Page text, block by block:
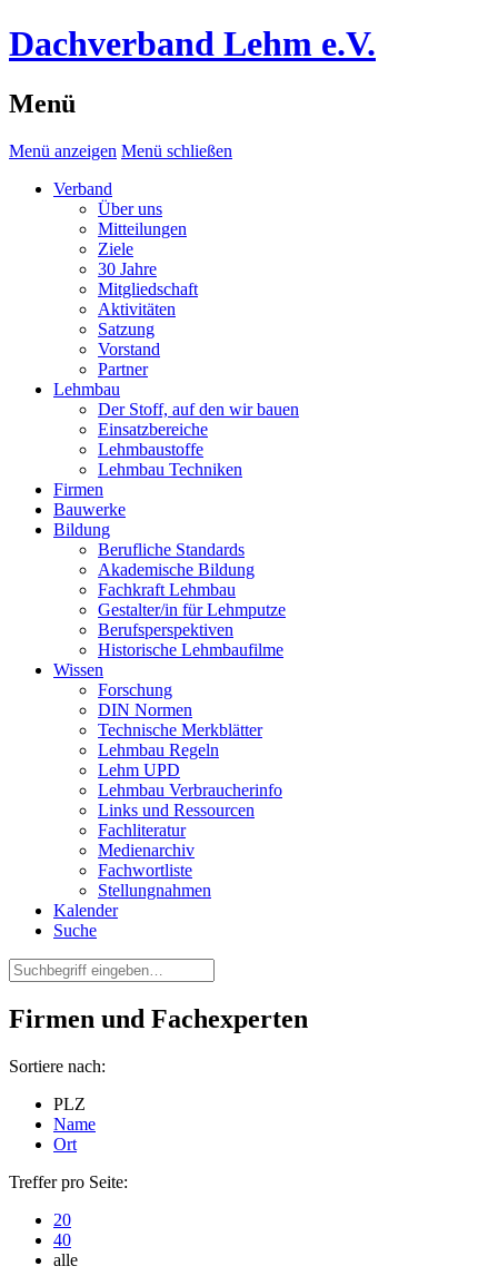
Dachverband Lehm e.V.
Menü
Menü anzeigen Menü schließen
Verband
Über uns
Mitteilungen
Ziele
30 Jahre
Mitgliedschaft
Aktivitäten
Satzung
Vorstand
Partner
Lehmbau
Der Stoff, auf den wir bauen
Einsatzbereiche
Lehmbaustoffe
Lehmbau Techniken
Firmen
Bauwerke
Bildung
Berufliche Standards
Akademische Bildung
Fachkraft Lehmbau
Gestalter/in für Lehmputze
Berufsperspektiven
Historische Lehmbaufilme
Wissen
Forschung
DIN Normen
Technische Merkblätter
Lehmbau Regeln
Lehm UPD
Lehmbau Verbraucherinfo
Links und Ressourcen
Fachliteratur
Medienarchiv
Fachwortliste
Stellungnahmen
Kalender
Suche
Firmen und Fachexperten
Sortiere nach:
PLZ
Name
Ort
Treffer pro Seite:
20
40
alle